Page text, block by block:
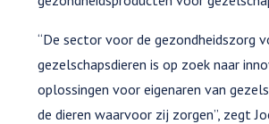
“De sector voor de gezondheidszorg
gezelschapsdieren is op zoek naar
oplossingen voor eigenaren van
de dieren waarvoor zij zorgen”, zegt